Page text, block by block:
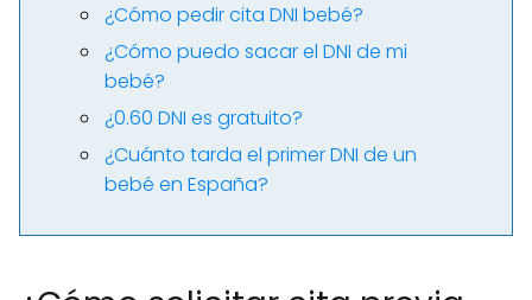
¿Cómo pedir cita DNI bebé?
¿Cómo puedo sacar el DNI de mi
bebé?
¿0.60 DNI es gratuito?
¿Cuánto tarda el primer DNI de un
bebé en España?